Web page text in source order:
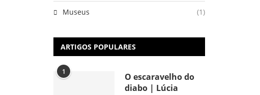
Museus (1)
ARTIGOS POPULARES
1
O escaravelho do
diabo | Lúcia